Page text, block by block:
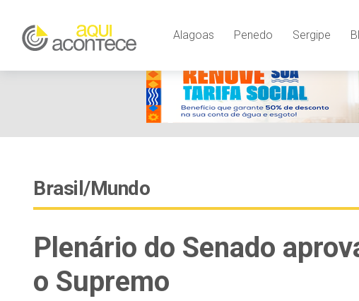
Alagoas Penedo Sergipe
Brasil/Mundo
Plenário do Senado
o Supremo